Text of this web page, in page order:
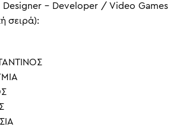
– Developer / Video Games
σειρά):